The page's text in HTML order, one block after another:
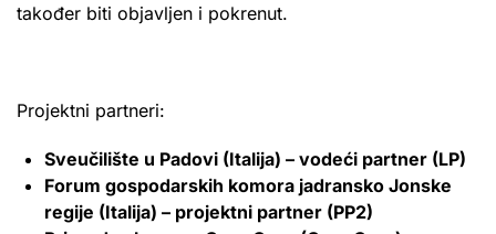
također biti objavljen i pokrenut.
Projektni partneri:
Sveučilište u Padovi (Italija) – vodeći partner (LP)
Forum gospodarskih komora jadransko Jonske
regije (Italija) – projektni partner (PP2)